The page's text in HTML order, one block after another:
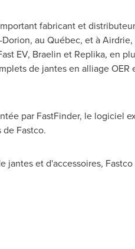
fabricant et
, au Québec, et àAirdrie,
EV, Braelin et Replika, en
de jantes en alliage
par FastFinder, le logiciel
Fastco.
jantes et d'accessoires,